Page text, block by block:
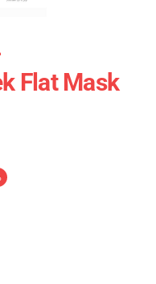
Flat Mask